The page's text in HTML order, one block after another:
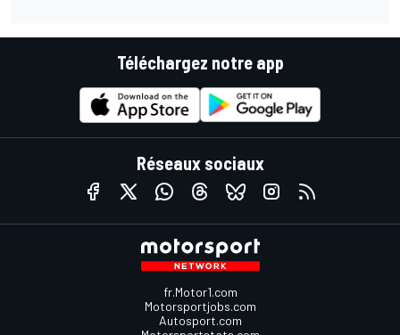
Téléchargez notre app
Réseaux sociaux
fr.Motor1.com
Motorsportjobs.com
Autosport.com